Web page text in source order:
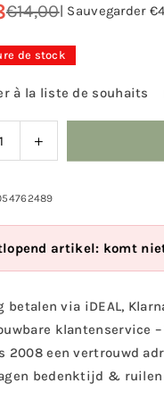
€14,00| Sauvegarder
de stock
à la liste de souhaits
Augmenter
la
pour
artikel: komt
betalen via iDEAL,
klantenservice –
2008 een vertrouwd
bedenktijd & ruilen